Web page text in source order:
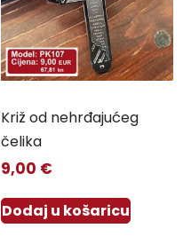
Križ od nehrđajućeg
čelika
9,00 €
Dodaj u košaricu